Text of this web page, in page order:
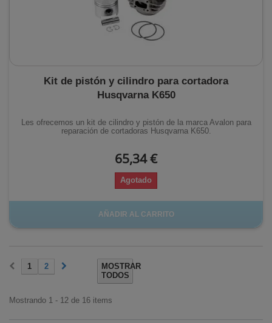
Kit de pistón y cilindro para cortadora
Husqvarna K650
Les ofrecemos un kit de cilindro y pistón de la marca Avalon para
reparación de cortadoras Husqvarna K650.
65,34 €
Agotado
AÑADIR AL CARRITO
MOSTRAR
TODOS
1 2
Mostrando 1 - 12 de 16 items